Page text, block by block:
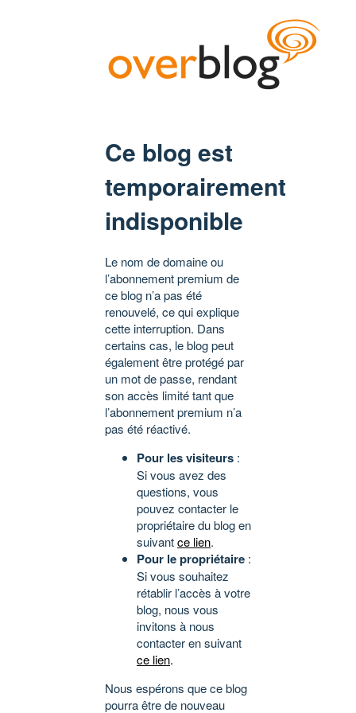
Ce blog est
temporairement
indisponible
Le nom de domaine ou
l’abonnement premium de
ce blog n’a pas été
renouvelé, ce qui explique
cette interruption. Dans
certains cas, le blog peut
également être protégé par
un mot de passe, rendant
son accès limité tant que
l’abonnement premium n’a
pas été réactivé.
Pour les visiteurs :
Si vous avez des
questions, vous
pouvez contacter le
propriétaire du blog en
suivantce lien.
Pour le propriétaire :
Si vous souhaitez
rétablir l’accès à votre
blog, nous vous
invitons à nous
contacter en suivant
ce lien.
Nous espérons que ce blog
pourra être de nouveau